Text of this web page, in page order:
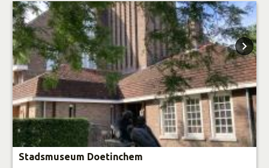
Stadsmuseum Doetinchem